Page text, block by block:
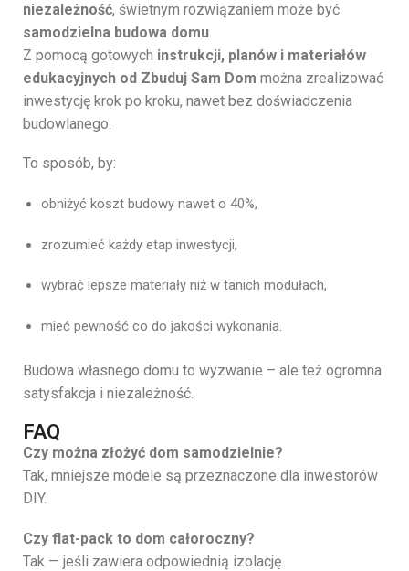
niezależność, świetnym rozwiązaniem może być
samodzielna budowa domu.
Z pomocą gotowych instrukcji, planów i materiałów
edukacyjnych od Zbuduj Sam Dom można zrealizować
inwestycję krok po kroku, nawet bez doświadczenia
budowlanego.
To sposób, by:
obniżyć koszt budowy nawet o 40%,
zrozumieć każdy etap inwestycji,
wybrać lepsze materiały niż w tanich modułach,
mieć pewność co do jakości wykonania.
Budowa własnego domu to wyzwanie – ale też ogromna
satysfakcja i niezależność.
FAQ
Czy można złożyć dom samodzielnie?
Tak, mniejsze modele są przeznaczone dla inwestorów
DIY.
Czy flat-pack to dom całoroczny?
Tak — jeśli zawiera odpowiednią izolację.